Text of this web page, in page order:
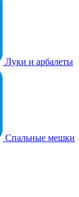
Луки и арбалеты
Спальные мешки